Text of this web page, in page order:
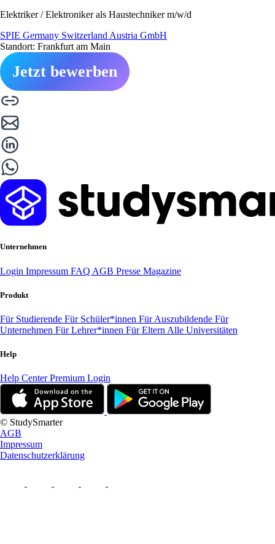
Elektriker / Elektroniker als Haustechniker m/w/d
SPIE Germany Switzerland Austria GmbH
Standort: Frankfurt am Main
Jetzt bewerben
Unternehmen
Login Impressum FAQ AGB Presse Magazine
Produkt
Für Studierende Für Schüler*innen Für Auszubildende Für
Unternehmen Für Lehrer*innen Für Eltern Alle Universitäten
Help
Help CenterPremium Login
© StudySmarter
AGB
Impressum
Datenschutzerklärung